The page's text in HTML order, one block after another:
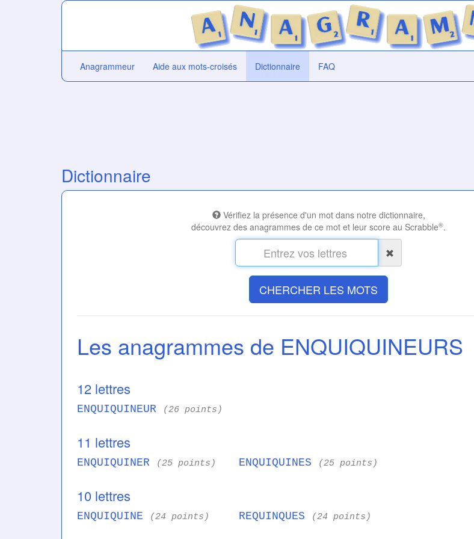
Anagrammeur Aide aux mots-croisés Dictionnaire FAQ
Dictionnaire
Vérifiez la présence d'un mot dans notre dictionnaire,
découvrez des anagrammes de ce mot et leur score au Scrabble®.
CHERCHER LES MOTS
Les anagrammes de ENQUIQUINEURS
12 lettres
ENQUIQUINEUR (26 points)
11 lettres
ENQUIQUINER (25 points) ENQUIQUINES (25 points)
10 lettres
ENQUIQUINE (24 points) REQUINQUES (24 points)